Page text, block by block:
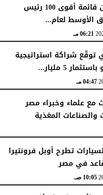
أنكوش أرورا ضمن قائمة أقوى 100 رئيس
الأوسط لعام...
06:21 مـ
توقّع شراكة استراتيجية
5 مليار...
04:47 مـ
مع علماء وخبراء مصر
المغذية
تطرح أوبل فرونتيرا
في مصر
10:05 صـ